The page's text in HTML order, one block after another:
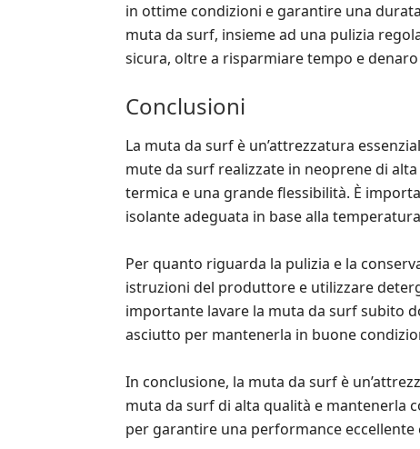
in ottime condizioni e garantire una
muta da surf, insieme ad una pulizia
sicura, oltre a risparmiare tempo e
Conclusioni
La muta da surf è un’attrezzatura
mute da surf realizzate in neoprene di
termica e una grande flessibilità. È
isolante adeguata in base alla
Per quanto riguarda la pulizia e la
istruzioni del produttore e utilizzare
importante lavare la muta da surf subito
asciutto per mantenerla in buone
In conclusione, la muta da surf è
muta da surf di alta qualità e mantenerla
per garantire una performance